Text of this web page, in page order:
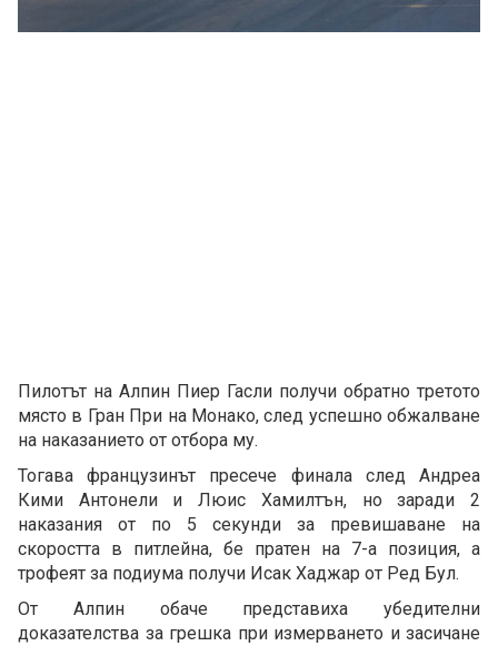
Пилотът на Алпин Пиер Гасли получи обратно третото
място в Гран При на Монако, след успешно обжалване
на наказанието от отбора му.
Тогава французинът пресече финала след Андреа
Кими Антонели и Люис Хамилтън, но заради 2
наказания от по 5 секунди за превишаване на
скоростта в питлейна, бе пратен на 7-а позиция, а
трофеят за подиума получи Исак Хаджар от Ред Бул.
От Алпин обаче представиха убедителни
доказателства за грешка при измерването и засичане